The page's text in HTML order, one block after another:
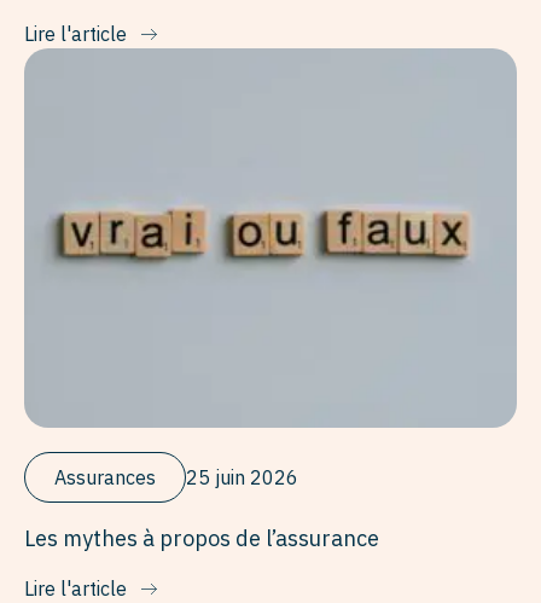
Lire l'article
Assurances 25 juin 2026
Les mythes à propos de l’assurance
Lire l'article